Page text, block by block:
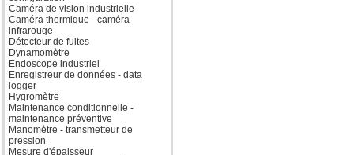
Caméra de vision industrielle
Caméra thermique - caméra
infrarouge
Détecteur de fuites
Dynamomètre
Endoscope industriel
Enregistreur de données - data
logger
Hygromètre
Maintenance conditionnelle -
maintenance préventive
Manomètre - transmetteur de
pression
Mesure d'épaisseur